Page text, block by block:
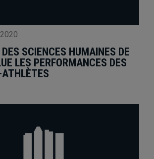
SCIENCES HUMAINES DE
LES PERFORMANCES DES